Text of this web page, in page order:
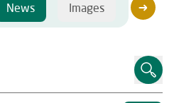
News Images Videos